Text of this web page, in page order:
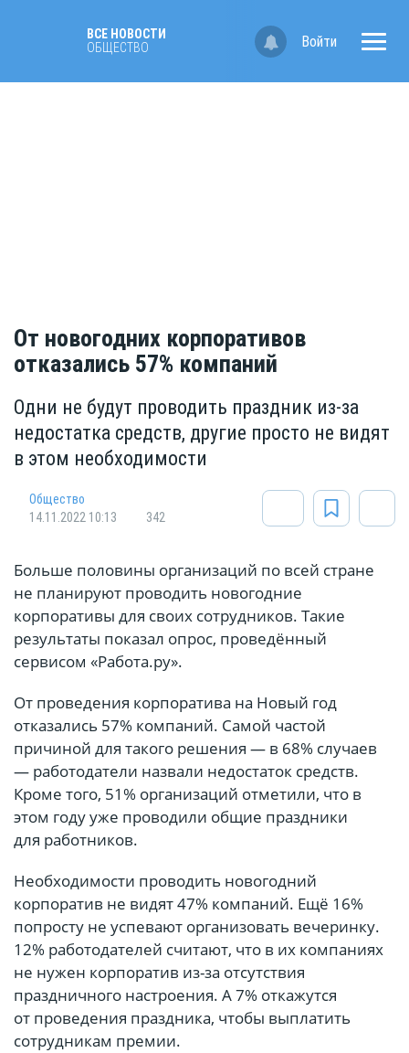
ВСЕ НОВОСТИ
ОБЩЕСТВО
Войти
От новогодних корпоративов
отказались 57% компаний
Одни не будут проводить праздник из-за
недостатка средств, другие просто не видят
в этом необходимости
Общество
14.11.2022 10:13
342
Больше половины организаций по всей стране
не планируют проводить новогодние
корпоративы для своих сотрудников. Такие
результаты показал опрос, проведённый
сервисом «Работа.ру».
От проведения корпоратива на Новый год
отказались 57% компаний. Самой частой
причиной для такого решения — в 68% случаев
— работодатели назвали недостаток средств.
Кроме того, 51% организаций отметили, что в
этом году уже проводили общие праздники
для работников.
Необходимости проводить новогодний
корпоратив не видят 47% компаний. Ещё 16%
попросту не успевают организовать вечеринку.
12% работодателей считают, что в их компаниях
не нужен корпоратив из-за отсутствия
праздничного настроения. А 7% откажутся
от проведения праздника, чтобы выплатить
сотрудникам премии.